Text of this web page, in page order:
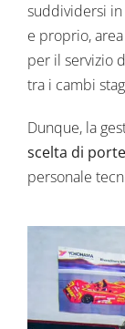
suddividersi
e proprio,
per il servizio
tra i cambi
Dunque, la
scelta di
personale